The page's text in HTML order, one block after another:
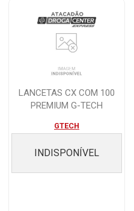
LANCETAS CX COM 100
PREMIUM G-TECH
GTECH
INDISPONÍVEL